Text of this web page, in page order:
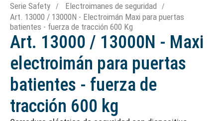
Serie Safety
Electroimanes de seguridad
Art. 13000 / 13000N - Electroimán Maxi para puertas
batientes - fuerza de tracción 600 Kg
Art. 13000 / 13000N - Maxi
electroimán para puertas
batientes - fuerza de
tracción 600 kg